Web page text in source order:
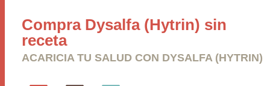
Compra Dysalfa (Hytrin) sin
receta
ACARICIA TU SALUD CON DYSALFA (HYTRIN)